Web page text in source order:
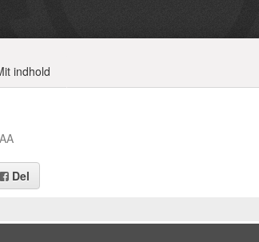
indhold
Del